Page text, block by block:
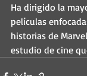
Ha dirigido la
películas
historias de
estudio de cine